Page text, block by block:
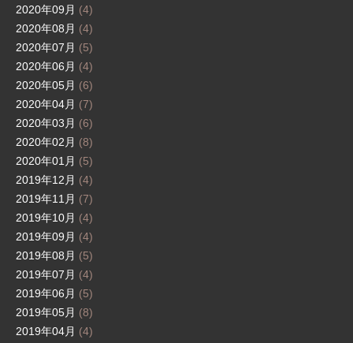
2020年09月 (4)
2020年08月 (4)
2020年07月 (5)
2020年06月 (4)
2020年05月 (6)
2020年04月 (7)
2020年03月 (6)
2020年02月 (8)
2020年01月 (5)
2019年12月 (4)
2019年11月 (7)
2019年10月 (4)
2019年09月 (4)
2019年08月 (5)
2019年07月 (4)
2019年06月 (5)
2019年05月 (8)
2019年04月 (4)